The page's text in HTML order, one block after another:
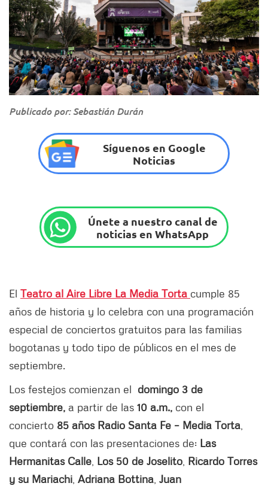
Publicado por: Sebastián Durán
Síguenos en Google
Noticias
Únete a nuestro canal de
noticias en WhatsApp
El Teatro al Aire Libre La Media Torta cumple 85
años de historia y lo celebra con una programación
especial de conciertos gratuitos para las familias
bogotanas y todo tipo de públicos en el mes de
septiembre.
Los festejos comienzan el domingo 3 de
septiembre, a partir de las 10 a.m., con el
concierto 85 años Radio Santa Fe – Media Torta
que contará con las presentaciones de: Las
Hermanitas Calle Los 50 de Joselito Ricardo Torres
y su Mariachi Adriana Bottina Juan